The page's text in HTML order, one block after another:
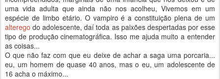
uma vida adulta que ainda não nos acolheu, Vivemos em um
espécie de limbo etário. O vampiro é a constituição plena de um
alterego do adolescente, daí toda as paixões despertadas por esse
tipo de produção cinematográfica. Isso me ajuda muito a entender
as coisas...
O que não faz com que eu deixe de achar a saga uma porcaria...
eu, um homem de quase 40 anos, mas o eu, um adolescente de
16 acha o máximo...